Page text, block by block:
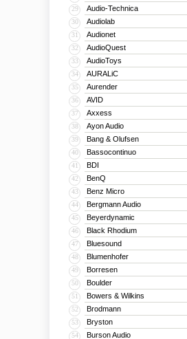
29 Audio-Technica
30 Audiolab
31 Audionet
32 AudioQuest
33 AudioToys
34 AURALiC
35 Aurender
36 AVID
37 Axxess
38 Ayon Audio
39 Bang & Olufsen
40 Bassocontinuo
41 BDI
42 BenQ
43 Benz Micro
44 Bergmann Audio
45 Beyerdynamic
46 Black Rhodium
47 Bluesound
48 Blumenhofer
49 Borresen
50 Boulder
51 Bowers & Wilkins
52 Brodmann
53 Bryston
54 Burson Audio